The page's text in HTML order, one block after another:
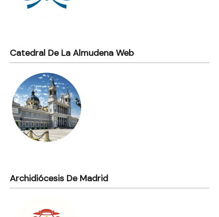
Catedral De La Almudena Web
Archidiócesis De Madrid